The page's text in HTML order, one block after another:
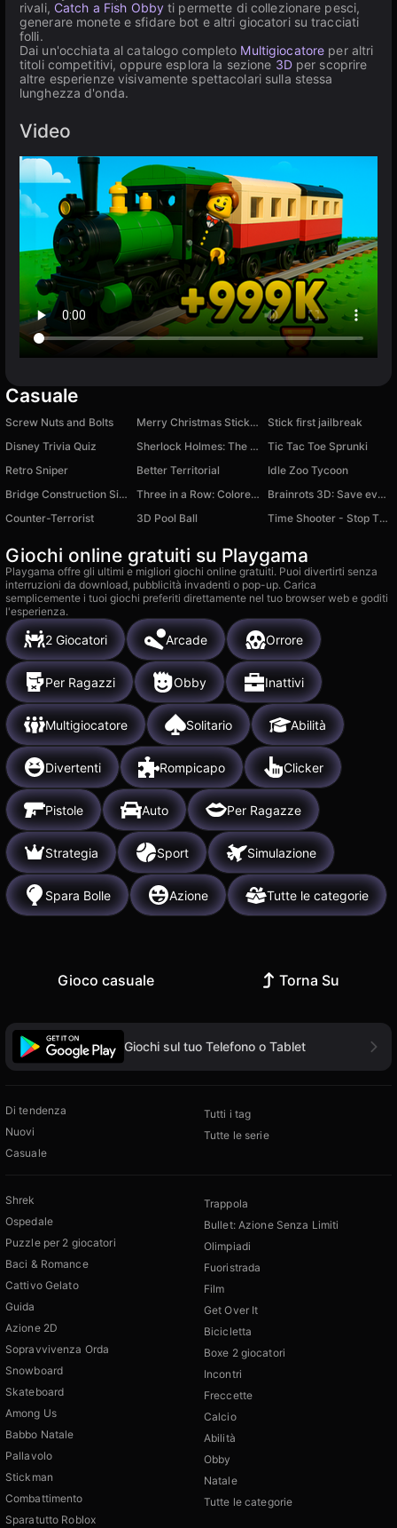
rivali, Catch a Fish Obby ti permette di collezionare pesci,
generare monete e sfidare bot e altri giocatori su tracciati
folli.
Dai un'occhiata al catalogo completo Multigiocatore per altri
titoli competitivi, oppure esplora la sezione 3Dper scoprire
altre esperienze visivamente spettacolari sulla stessa
lunghezza d'onda.
Video
Casuale
Screw Nuts and Bolts Merry Christmas Stickman
Stick first jailbreak
Disney Trivia Quiz
Sherlock Holmes: The Hound Of The Baskervilles
Tic Tac Toe Sprunki
Retro Sniper
Better Territorial
Idle Zoo Tycoon
Bridge Construction Simulator
Three in a Row: Colored Blocks
Brainrots 3D: Save everyone!
Counter-Terrorist
3D Pool Ball Time Shooter - Stop The Time
Giochi online gratuiti su Playgama
Playgama offre gli ultimi e migliori giochi online gratuiti. Puoi divertirti senza
interruzioni da download, pubblicità invadenti o pop-up. Carica
semplicemente i tuoi giochi preferiti direttamente nel tuo browser web e goditi
l'esperienza.
2 Giocatori Arcade Orrore
Per Ragazzi Obby Inattivi
Multigiocatore Solitario Abilità
Divertenti Rompicapo Clicker
Pistole Auto Per Ragazze
Strategia Sport Simulazione
Spara Bolle Azione Tutte le categorie
Gioco casuale Torna Su
Giochi sul tuo Telefono o Tablet
Di tendenza
Nuovi
Casuale
Tutti i tag
Tutte le serie
Shrek
Ospedale
Puzzle per 2 giocatori
Baci & Romance
Cattivo Gelato
Guida
Azione 2D
Sopravvivenza Orda
Snowboard
Skateboard
Among Us
Babbo Natale
Pallavolo
Stickman
Combattimento
Sparatutto Roblox
Trappola
Bullet: Azione Senza Limiti
Olimpiadi
Fuoristrada
Film
Get Over It
Bicicletta
Boxe 2 giocatori
Incontri
Freccette
Calcio
Abilità
Obby
Natale
Tutte le categorie